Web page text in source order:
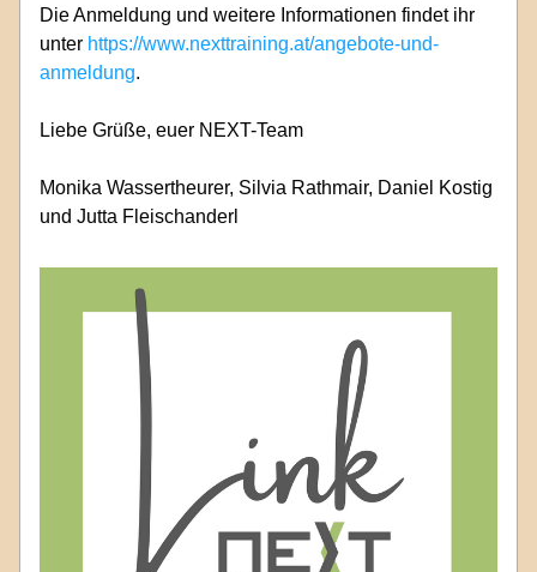
Die Anmeldung und weitere Informationen findet ihr
unter https://www.nexttraining.at/angebote-und-
anmeldung.
Liebe Grüße, euer NEXT-Team
Monika Wassertheurer, Silvia Rathmair, Daniel Kostig
und Jutta Fleischanderl